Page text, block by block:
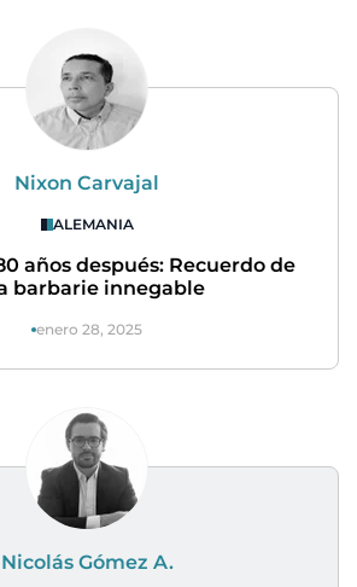
Nixon Carvajal
ALEMANIA
años después: Recuerdo de
barbarie innegable
enero 28, 2025
Nicolás Gómez A.